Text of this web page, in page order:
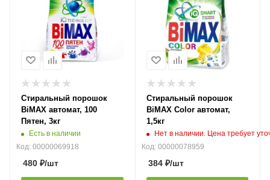
Стиральный порошок
BiMAX автомат, 100
Пятен, 3кг
Есть в наличии
Код: 00000069918
480 ₽/шт
Стиральный порошок
BiMAX Color автомат,
1,5кг
Нет в наличии. Цена требует
Код: 00000078959
384₽/шт